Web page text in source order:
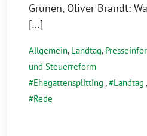
Grünen, Oliver Brandt:
[…]
Allgemein, Landtag,
und Steuerreform
Ehegattensplitting , Landtag ,
Rede